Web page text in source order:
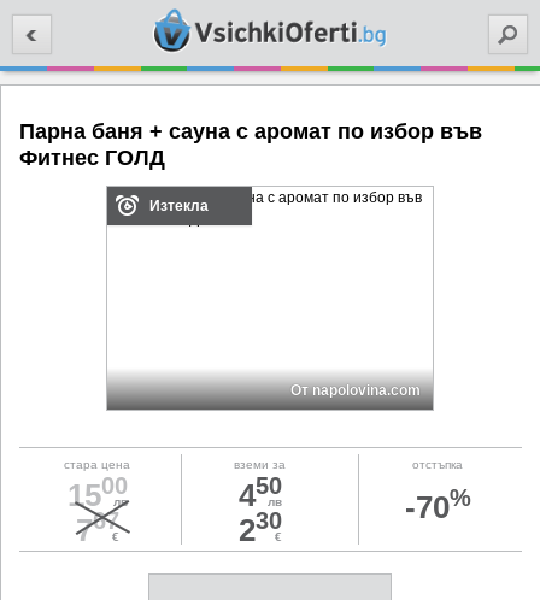
Парна баня + сауна с аромат по избор във
Фитнес ГОЛД
Изтекла
От napolovina.com
стара цена
1500
лв
767
€
вземи за
450
лв
230
€
отстъпка
-70%